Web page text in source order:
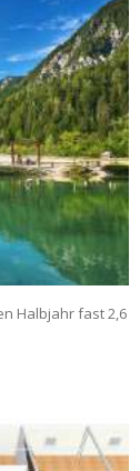
Halbjahr fast 2,6